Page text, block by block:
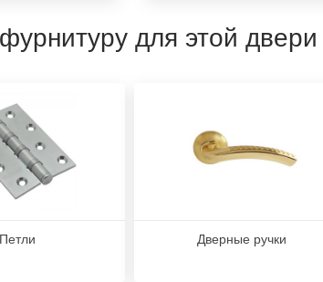
для этой двери
Петли Дверные ручки